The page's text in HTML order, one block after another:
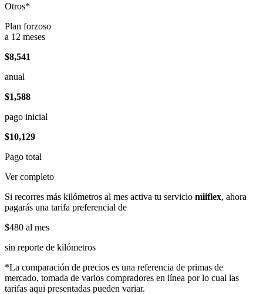
Otros*
Plan forzoso
a 12 meses
$8,541
anual
$1,588
pago inicial
$10,129
Pago total
Ver completo
Si recorres más kilómetros al mes activa tu servicio miiflex, ahora
pagarás una tarifa preferencial de
$480 al mes
sin reporte de kilómetros
*La comparación de precios es una referencia de primas de
mercado, tomada de varios compradores en línea por lo cual las
tarifas aqui presentadas pueden variar.